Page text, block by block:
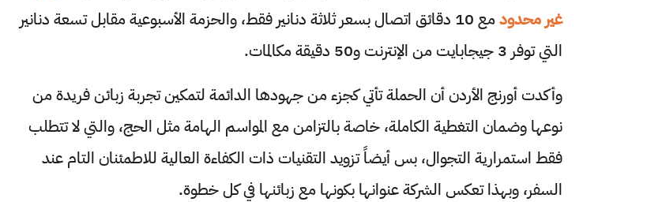
غير محدود
مع 10 دقائق اتصال بسعر ثلاثة دنانير فقط، والحزمة الأسبوعية مقابل تسعة دنانير
التي توفر 3 جيجابايت من الإنترنت و50 دقيقة مكالمات.
وأكدت أورنج الأردن أن الحملة تأتي كجزء من جهودها الدائمة لتمكين تجربة زبائن فريدة من
نوعها وضمان التغطية الكاملة، خاصة بالتزامن مع المواسم الهامة مثل الحج، والتي لا تتطلب
فقط استمرارية التجوال، بس أيضاً تزويد التقنيات ذات الكفاءة العالية للاطمئنان التام عند
السفر، وبهذا تعكس الشركة عنوانها بكونها مع زبائنها في كل خطوة.